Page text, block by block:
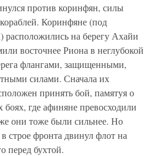
против коринфян, силы
Коринфяне (под
расположились на берегу Ахайи
восточнее Риона в неглубокой
флангами, защищенными,
силами. Сначала их
принять бой, памятуя о
где афиняне превосходили
они тоже были сильнее. Но
строе фронта двинул флот на
перед бухтой.